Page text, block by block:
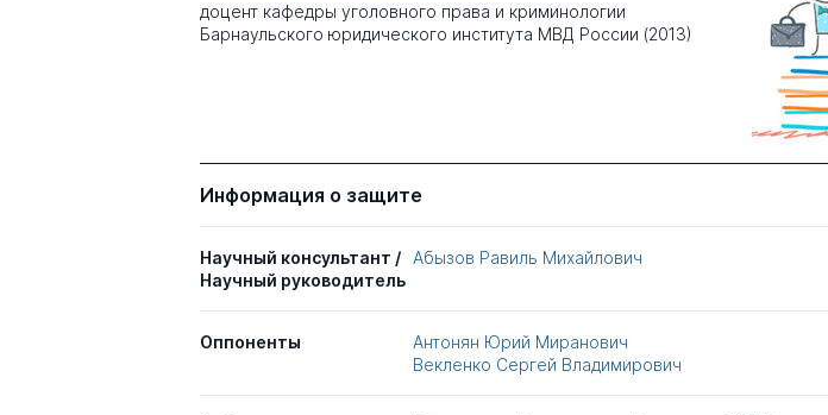
доцент кафедры уголовного права и криминологии
Барнаульского юридического института МВД России (2013)
Информация о защите
Научный консультант /
Научный руководитель
Абызов Равиль Михайлович
Оппоненты
Антонян Юрий Миранович
Векленко Сергей Владимирович